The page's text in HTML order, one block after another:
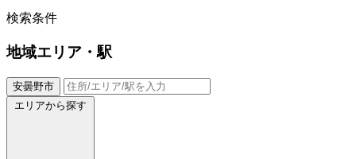
検索条件
地域エリア・駅
安曇野市
エリアから探す